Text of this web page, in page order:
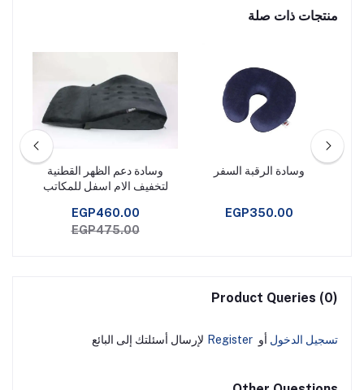
منتجات ذات صلة
وسادة الرقبة السفر
EGP350.00
وسادة دعم الظهر القطنية
لتخفيف الام اسفل للمكاتب
كمفورت بولي يوريثين قماش
رغوة البولي
EGP460.00
EGP475.00
Product Queries (0)
تسجيل الدخول أو Register لإرسال أسئلتك إلى البائع